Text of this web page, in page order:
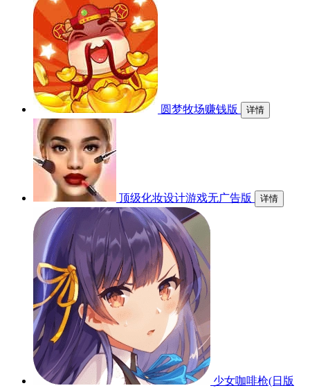
圆梦牧场赚钱版 详情
顶级化妆设计游戏无广告版 详情
少女咖啡枪(日版